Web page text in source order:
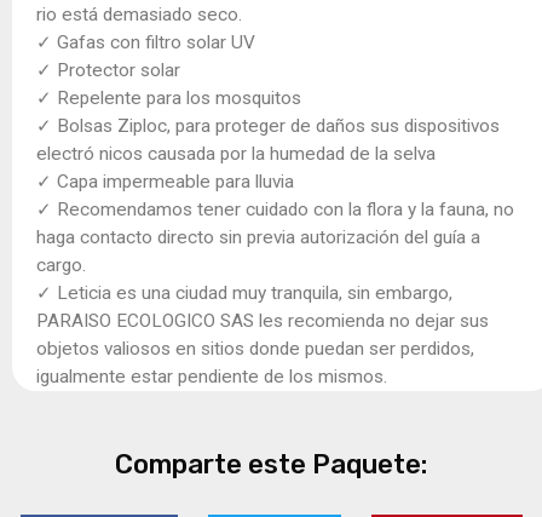
rio está demasiado seco.
✓ Gafas con filtro solar UV
✓ Protector solar
✓ Repelente para los mosquitos
✓ Bolsas Ziploc, para proteger de daños sus dispositivos
electró nicos causada por la humedad de la selva
✓ Capa impermeable para lluvia
✓ Recomendamos tener cuidado con la flora y la fauna, no
haga contacto directo sin previa autorización del guía a
cargo.
✓ Leticia es una ciudad muy tranquila, sin embargo,
PARAISO ECOLOGICO SAS les recomienda no dejar sus
objetos valiosos en sitios donde puedan ser perdidos,
igualmente estar pendiente de los mismos.
Comparte este Paquete: